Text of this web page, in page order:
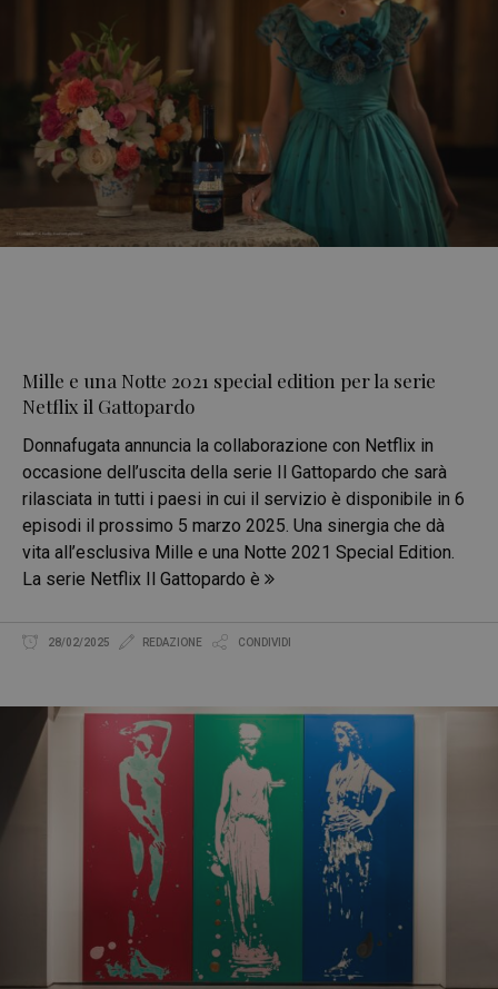
Mille e una Notte 2021 special edition per la serie
Netflix il Gattopardo
Donnafugata annuncia la collaborazione con Netflix in
occasione dell’uscita della serie Il Gattopardo che sarà
rilasciata in tutti i paesi in cui il servizio è disponibile in 6
episodi il prossimo 5 marzo 2025. Una sinergia che dà
vita all’esclusiva Mille e una Notte 2021 Special Edition.
La serie Netflix Il Gattopardo è
28/02/2025 REDAZIONE CONDIVIDI